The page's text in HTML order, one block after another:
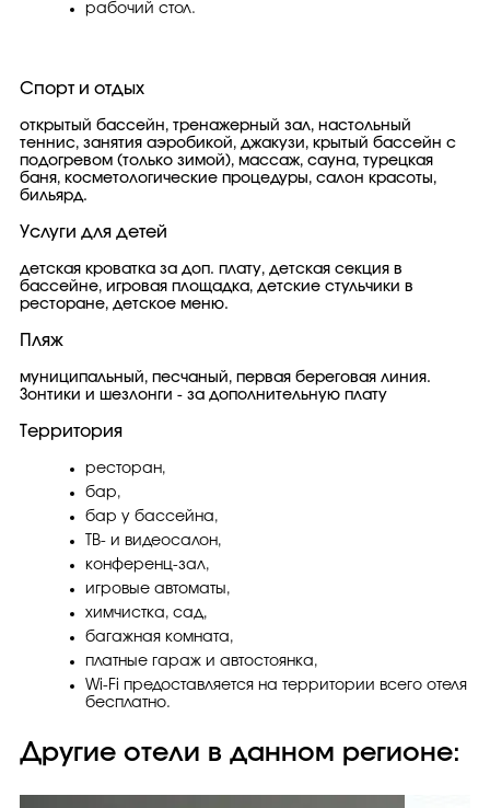
рабочий стол.
Спорт и отдых
открытый бассейн, тренажерный зал, настольный
теннис, занятия аэробикой, джакузи, крытый бассейн с
подогревом (только зимой), массаж, сауна, турецкая
баня, косметологические процедуры, салон красоты,
бильярд.
Услуги для детей
детская кроватка за доп. плату, детская секция в
бассейне, игровая площадка, детские стульчики в
ресторане, детское меню.
Пляж
муниципальный, песчаный, первая береговая линия.
Зонтики и шезлонги - за дополнительную плату
Территория
ресторан,
бар,
бар у бассейна,
ТВ- и видеосалон,
конференц-зал,
игровые автоматы,
химчистка, сад,
багажная комната,
платные гараж и автостоянка,
Wi-Fi предоставляется на территории всего отеля
бесплатно.
Другие отели в данном регионе: